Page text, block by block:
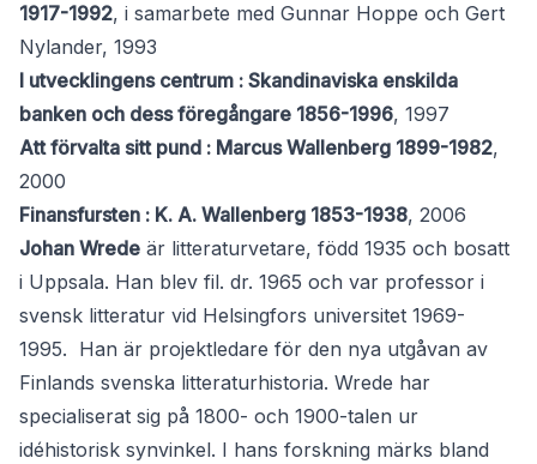
1917-1992, i samarbete med Gunnar Hoppe och Gert
Nylander, 1993
I utvecklingens centrum : Skandinaviska enskilda
banken och dess föregångare 1856-1996, 1997
Att förvalta sitt pund : Marcus Wallenberg 1899-1982,
2000
Finansfursten : K. A. Wallenberg 1853-1938, 2006
Johan Wrede är litteraturvetare, född 1935 och bosatt
i Uppsala. Han blev fil. dr. 1965 och var professor i
svensk litteratur vid Helsingfors universitet 1969-
1995. Han är projektledare för den nya utgåvan av
Finlands svenska litteraturhistoria. Wrede har
specialiserat sig på 1800- och 1900-talen ur
idéhistorisk synvinkel. I hans forskning märks bland